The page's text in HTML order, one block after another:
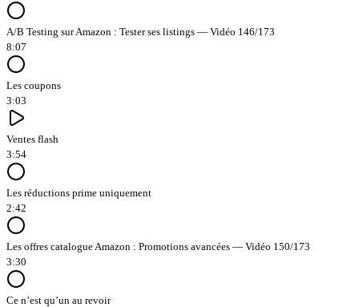
A/B Testing sur Amazon : Tester ses listings — Vidéo 146/173
8:07
Les coupons
3:03
Ventes flash
3:54
Les réductions prime uniquement
2:42
Les offres catalogue Amazon : Promotions avancées — Vidéo 150/173
3:30
Ce n’est qu’un au revoir